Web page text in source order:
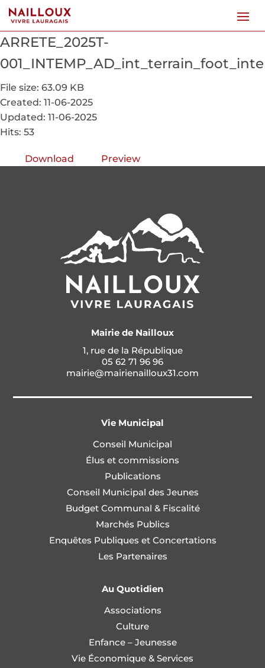
ARRETE_2025T-
File size: 63.09 KB
Created: 11-06-2025
Updated: 11-06-2025
Hits: 53
Download Preview
Mairie de Nailloux
1, rue de la République
05 62 71 96 96
mairie@mairienailloux31.com
Vie Municipal
Conseil Municipal
Élus et commissions
Publications
Conseil Municipal des Jeunes
Budget Communal & Fiscalité
Marchés Publics
Enquêtes Publiques et Concertations
Les Partenaires
Au Quotidien
Associations
Culture
Enfance – Jeunesse
Vie Économique & Services